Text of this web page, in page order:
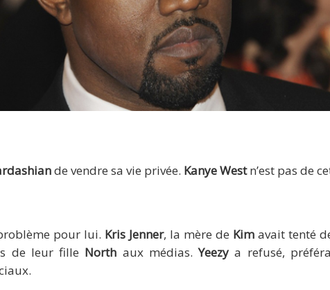
de vendre sa vie privée. Kanye Westn’est pas de
pour lui. Kris Jenner, la mère de Kimavait tenté
de leur fille North aux médias.Yeezy a refusé,